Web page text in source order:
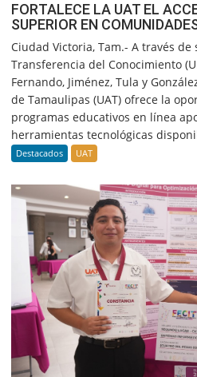
FORTALECE LA UAT EL
SUPERIOR EN
Ciudad Victoria, Tam.- A través
Transferencia del Conocimiento
Fernando, Jiménez, Tula y
de Tamaulipas (UAT) ofrece la
programas educativos en línea
herramientas tecnológicas
Destacados UAT